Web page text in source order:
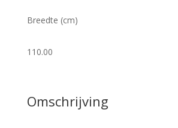
Breedte (cm)
110.00
Omschrijving